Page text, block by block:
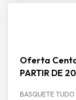
Oferta
PARTIR DE
BASQUETE TUDO